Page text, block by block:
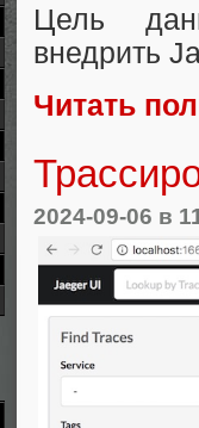
Цель
внедрить
Читать
2024-09-06 в